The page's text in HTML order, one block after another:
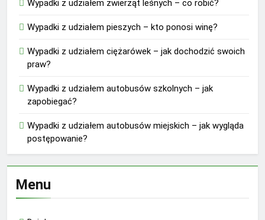
Wypadki z udziałem zwierząt leśnych – co robić?
Wypadki z udziałem pieszych – kto ponosi winę?
Wypadki z udziałem ciężarówek – jak dochodzić swoich
praw?
Wypadki z udziałem autobusów szkolnych – jak
zapobiegać?
Wypadki z udziałem autobusów miejskich – jak wygląda
postępowanie?
Menu